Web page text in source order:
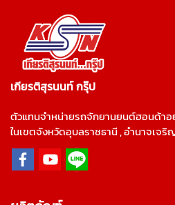
เกียรติสุรนนท์ กรุ๊ป
ตัวแทนจำหน่ายรถจักยานยนต์ฮอนด้าอ
ในเขตจังหวัดอุบลราชธานี , อำนาจเจริ